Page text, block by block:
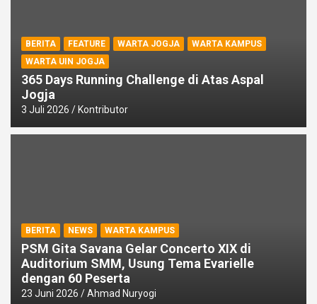
BERITA FEATURE WARTA JOGJA
WARTA KAMPUS
WARTA UIN JOGJA
365 Days Running Challenge di Atas Aspal
Jogja
3 Juli 2026 Kontributor
BERITA NEWS WARTA KAMPUS
PSM Gita Savana Gelar Concerto XIX di
Auditorium SMM, Usung Tema Evarielle
dengan 60 Peserta
23 Juni 2026 Ahmad Nuryogi